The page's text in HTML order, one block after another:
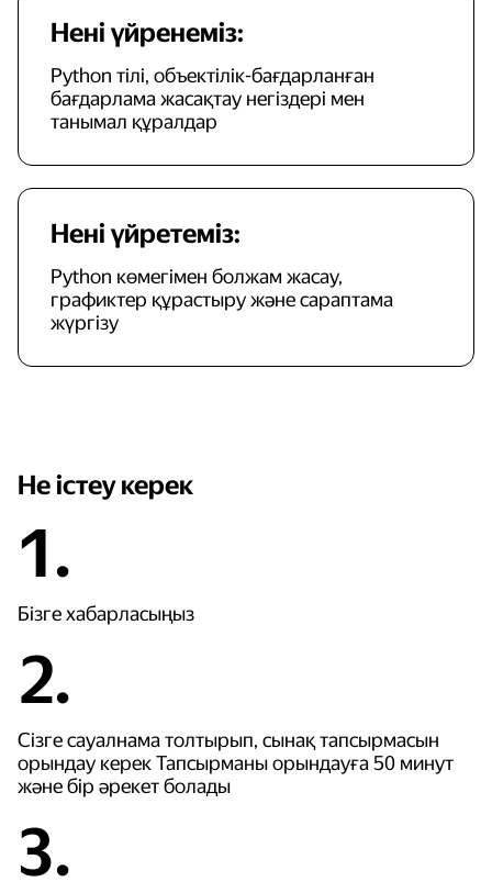
Нені үйренеміз:
Python тілі, объектілік-бағдарланған
бағдарлама жасақтау негіздері мен
танымал құралдар
Нені үйретеміз:
Python көмегімен болжам жасау,
графиктер құрастыру және сараптама
жүргізу
Не істеу керек
1.
Бізге хабарласыңыз
2.
Сізге сауалнама толтырып, сынақ тапсырмасын
орындау керек Тапсырманы орындауға 50 минут
және бір әрекет болады
3.